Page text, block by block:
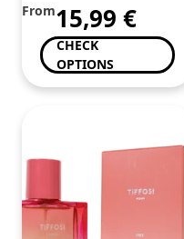
From15,99 €
CHECK
OPTIONS